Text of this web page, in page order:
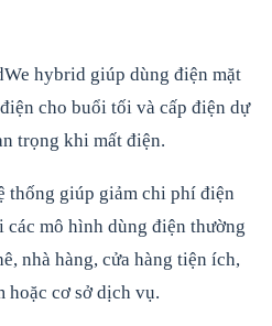
hybrid giúp dùng điện mặt
cho buổi tối và cấp điện dự
trọng khi mất điện.
thống giúp giảm chi phí điện
các mô hình dùng điện thường
nhà hàng, cửa hàng tiện ích,
hoặc cơ sở dịch vụ.